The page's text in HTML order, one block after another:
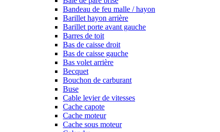
Bandeau de feu malle / hayon
Barillet hayon arrière
Barillet porte avant gauche
Barres de toit
Bas de caisse droit
Bas de caisse gauche
Bas volet arrière
Becquet
Bouchon de carburant
Buse
Cable levier de vitesses
Cache capote
Cache moteur
Cache sous moteur